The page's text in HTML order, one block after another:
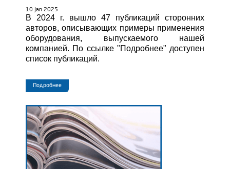
10 Jan 2025
В 2024 г. вышло 47 публикаций сторонних
авторов, описывающих примеры применения
оборудования, выпускаемого нашей
компанией. По ссылке "Подробнее" доступен
список публикаций.
Подробнее